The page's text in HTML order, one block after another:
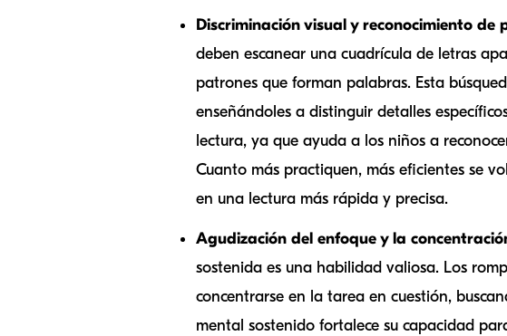
Discriminación visual y reconocimiento de
deben escanear una cuadrícula de letras
patrones que forman palabras. Esta
enseñándoles a distinguir detalles
lectura, ya que ayuda a los niños a
Cuanto más practiquen, más eficientes se
en una lectura más rápida y precisa.
Agudización del enfoque y la
sostenida es una habilidad valiosa. Los
concentrarse en la tarea en cuestión,
mental sostenido fortalece su capacidad